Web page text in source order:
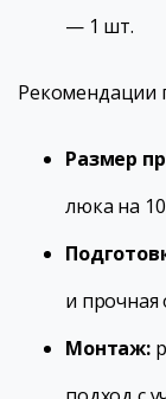
— 1 шт.
Рекомендации
Размер
люка на
и прочная
Монтаж: